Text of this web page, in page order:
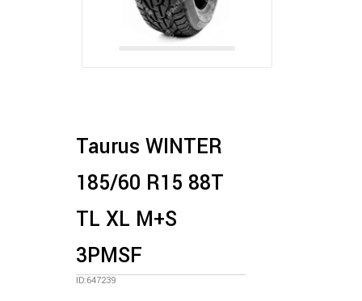
Taurus WINTER
185/60 R15 88T
TL XL M+S
3PMSF
ID:647239